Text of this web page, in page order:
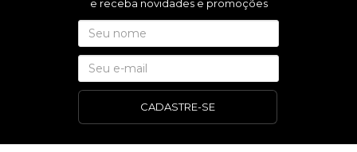
e receba novidades e promoções
CADASTRE-SE